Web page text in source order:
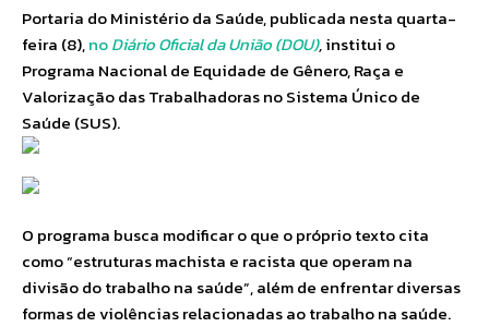
Portaria do Ministério da Saúde, publicada nesta quarta-
feira (8),noDiário Oficial da União (DOU),institui o
Programa Nacional de Equidade de Gênero, Raça e
Valorização das Trabalhadoras no Sistema Único de
Saúde (SUS).
O programa busca modificar o que o próprio texto cita
como “estruturas machista e racista que operam na
divisão do trabalho na saúde”, além de enfrentar diversas
formas de violências relacionadas ao trabalho na saúde.